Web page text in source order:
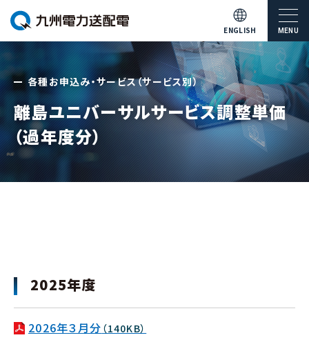
ENGLISH MENU
各種お申込み・サービス（サービス別）
離島ユニバーサルサービス調整単価
（過年度分）
2025年度
2026年３月分 （140KB）